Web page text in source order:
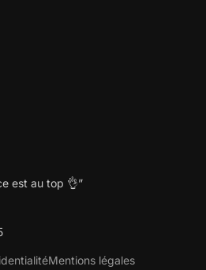
est au top 👌”
Mentions légales